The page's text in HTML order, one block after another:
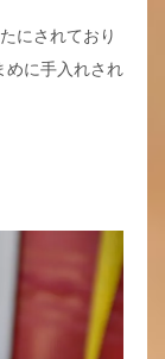
にされており
めに手入れされ